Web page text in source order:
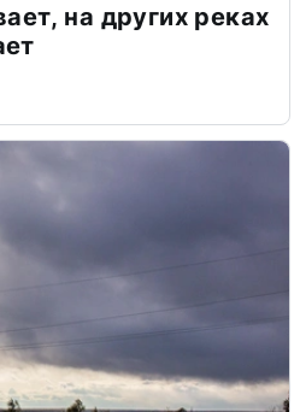
на других реках